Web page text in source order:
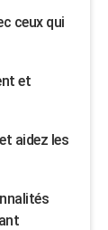
ceux qui
et
aidez les